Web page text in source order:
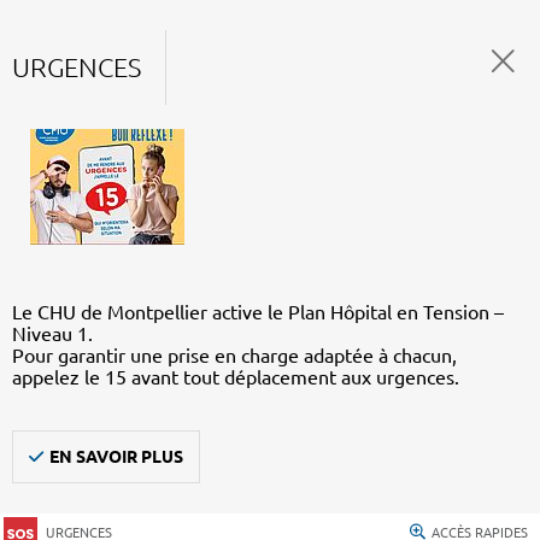
URGENCES
Le CHU de Montpellier active le Plan Hôpital en Tension –
Niveau 1.
Pour garantir une prise en charge adaptée à chacun,
appelez le 15 avant tout déplacement aux urgences.
EN SAVOIR PLUS
URGENCES ACCÈS RAPIDES